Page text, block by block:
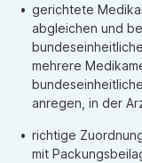
gerichtete
abgleichen und
mehrere
anregen, in der
richtige
mit